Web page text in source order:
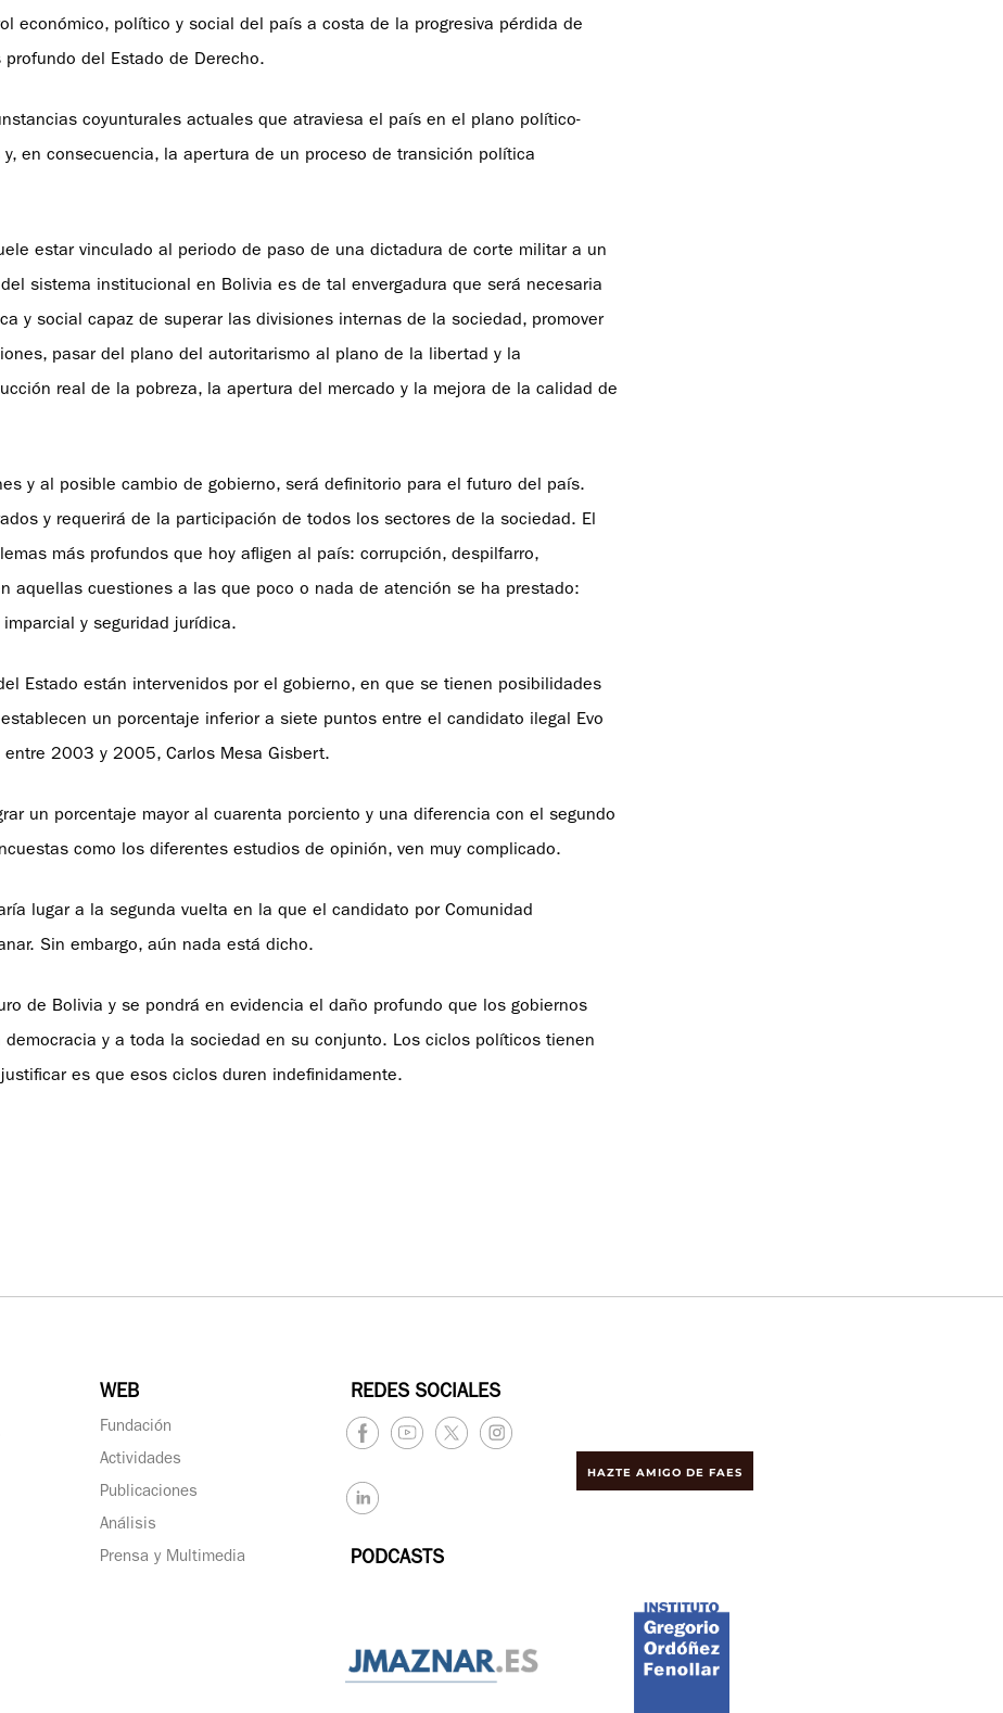
económico, político y social del país a costa de la progresiva pérdida de
del Estado de Derecho.
coyunturales actuales que atraviesa el país en el plano político-
en consecuencia, la apertura de un proceso de transición política
estar vinculado al periodo de paso de una dictadura de corte militar a un
sistema institucional en Bolivia es de tal envergadura que será necesaria
y social capaz de superar las divisiones internas de la sociedad, promover
pasar del plano del autoritarismo al plano de la libertad y la
real de la pobreza, la apertura del mercado y la mejora de la calidad de
y al posible cambio de gobierno, será definitorio para el futuro del país.
y requerirá de la participación de todos los sectores de la sociedad. El
más profundos que hoy afligen al país: corrupción, despilfarro,
aquellas cuestiones a las que poco o nada de atención se ha prestado:
y seguridad jurídica.
Estado están intervenidos por el gobierno, en que se tienen posibilidades
un porcentaje inferior a siete puntos entre el candidato ilegal Evo
2003 y 2005, Carlos Mesa Gisbert.
un porcentaje mayor al cuarenta porciento y una diferencia con el segundo
como los diferentes estudios de opinión, ven muy complicado.
lugar a la segunda vuelta en la que el candidato por Comunidad
Sin embargo, aún nada está dicho.
de Bolivia y se pondrá en evidencia el daño profundo que los gobiernos
y a toda la sociedad en su conjunto. Los ciclos políticos tienen
es que esos ciclos duren indefinidamente.
WEB
Fundación
Actividades
Publicaciones
Análisis
Prensa y Multimedia
REDES SOCIALES
PODCASTS
HAZTE AMIGO DE FAES